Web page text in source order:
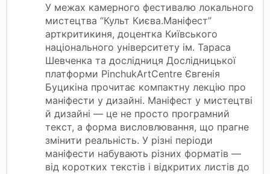
У межах камерного фестивалю локального
мистецтва “Культ Києва.Маніфест”
арткритикиня, доцентка Київського
національного університету ім. Тараса
Шевченка та дослідниця Дослідницької
платформи PinchukArtCentre Євгенія
Буцикіна прочитає компактну лекцію про
маніфести у дизайні. Маніфест у мистецтві
й дизайні — це не просто програмний
текст, а форма висловлювання, що прагне
змінити реальність. У різні періоди
маніфести набувають різних форматів —
від коротких текстів і відкритих листів до